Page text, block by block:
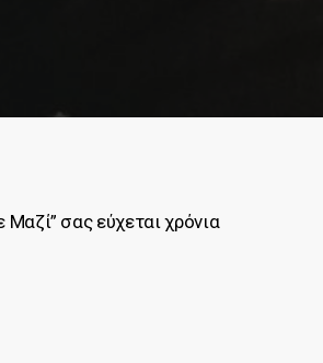
σας εύχεται χρόνια